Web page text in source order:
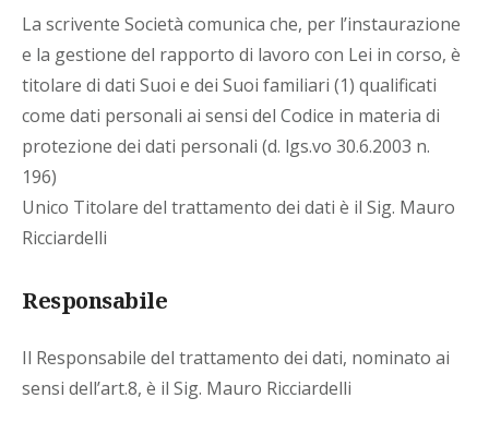
La scrivente Società comunica che, per l’instaurazione
e la gestione del rapporto di lavoro con Lei in corso, è
titolare di dati Suoi e dei Suoi familiari (1) qualificati
come dati personali ai sensi del Codice in materia di
protezione dei dati personali (d. lgs.vo 30.6.2003 n.
196)
Unico Titolare del trattamento dei dati è il Sig. Mauro
Ricciardelli
Responsabile
Il Responsabile del trattamento dei dati, nominato ai
sensi dell’art.8, è il Sig. Mauro Ricciardelli